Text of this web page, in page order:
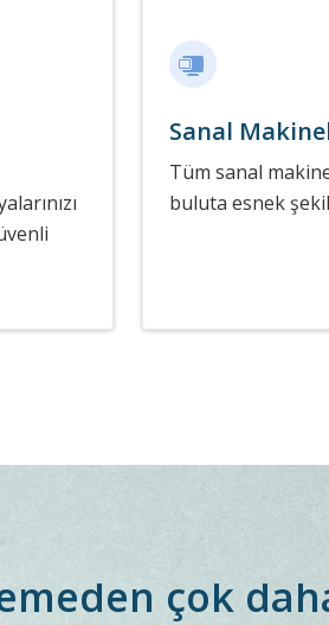
Sanal
Tüm sanal
buluta esnek
çok